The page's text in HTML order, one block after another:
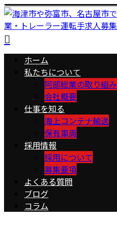
ホーム
私たちについて
阿部総業の取り組み
会社概要
仕事を知る
海上コンテナ輸送
保有車両
採用情報
採用について
募集要項
よくある質問
ブログ
コラム